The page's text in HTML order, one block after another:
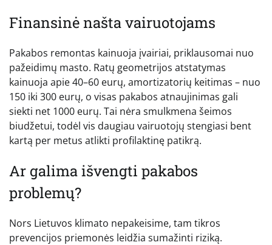
Finansinė našta vairuotojams
Pakabos remontas kainuoja įvairiai, priklausomai nuo
pažeidimų masto. Ratų geometrijos atstatymas
kainuoja apie 40–60 eurų, amortizatorių keitimas – nuo
150 iki 300 eurų, o visas pakabos atnaujinimas gali
siekti net 1000 eurų. Tai nėra smulkmena šeimos
biudžetui, todėl vis daugiau vairuotojų stengiasi bent
kartą per metus atlikti profilaktinę patikrą.
Ar galima išvengti pakabos
problemų?
Nors Lietuvos klimato nepakeisime, tam tikros
prevencijos priemonės leidžia sumažinti riziką.